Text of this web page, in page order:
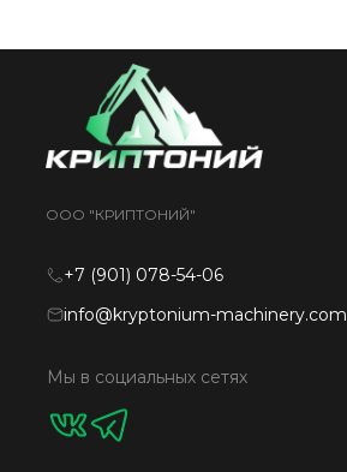
+7 (901) 078-54-06
info@kryptonium-machinery.com
Мы в социальных сетях
ООО "КРИПТОНИЙ"